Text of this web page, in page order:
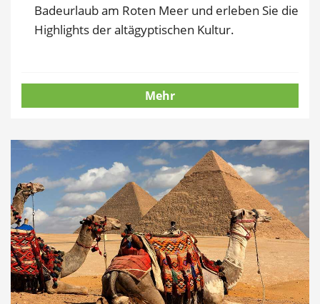
Badeurlaub am Roten Meer und erleben Sie die
Highlights der altägyptischen Kultur.
Mehr